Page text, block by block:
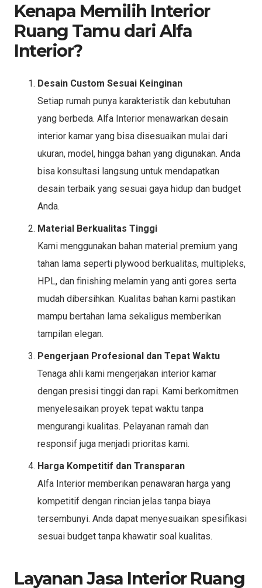
Kenapa Memilih Interior
Ruang Tamu dari Alfa
Interior?
Desain Custom Sesuai Keinginan
Setiap rumah punya karakteristik dan kebutuhan
yang berbeda. Alfa Interior menawarkan desain
interior kamar yang bisa disesuaikan mulai dari
ukuran, model, hingga bahan yang digunakan. Anda
bisa konsultasi langsung untuk mendapatkan
desain terbaik yang sesuai gaya hidup dan budget
Anda.
Material Berkualitas Tinggi
Kami menggunakan bahan material premium yang
tahan lama seperti plywood berkualitas, multipleks,
HPL, dan finishing melamin yang anti gores serta
mudah dibersihkan. Kualitas bahan kami pastikan
mampu bertahan lama sekaligus memberikan
tampilan elegan.
Pengerjaan Profesional dan Tepat Waktu
Tenaga ahli kami mengerjakan interior kamar
dengan presisi tinggi dan rapi. Kami berkomitmen
menyelesaikan proyek tepat waktu tanpa
mengurangi kualitas. Pelayanan ramah dan
responsif juga menjadi prioritas kami.
Harga Kompetitif dan Transparan
Alfa Interior memberikan penawaran harga yang
kompetitif dengan rincian jelas tanpa biaya
tersembunyi. Anda dapat menyesuaikan spesifikasi
sesuai budget tanpa khawatir soal kualitas.
Layanan Jasa Interior Ruang